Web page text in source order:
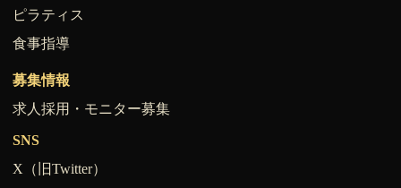
ピラティス
食事指導
募集情報
求人採用・モニター募集
SNS
X（旧Twitter）